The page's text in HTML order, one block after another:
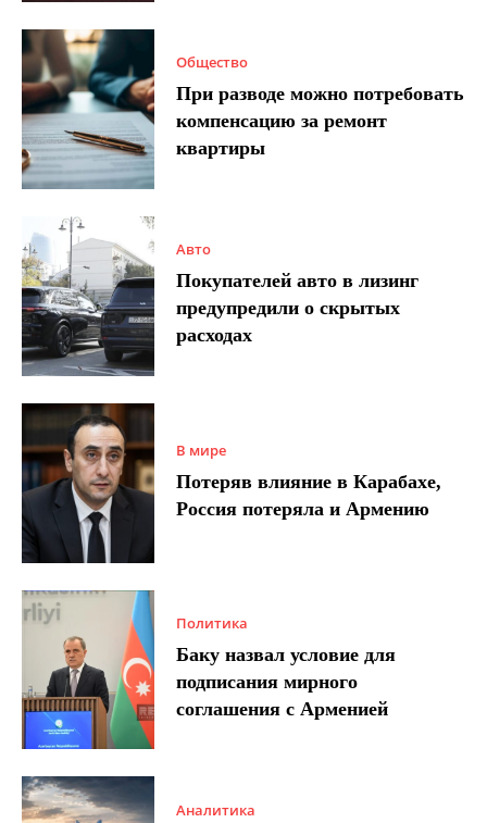
Общество
При разводе можно потребовать
компенсацию за ремонт
квартиры
Авто
Покупателей авто в лизинг
предупредили о скрытых
расходах
В мире
Потеряв влияние в Карабахе,
Россия потеряла и Армению
Политика
Баку назвал условие для
подписания мирного
соглашения с Арменией
Аналитика